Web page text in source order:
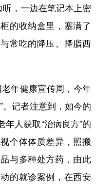
听，一边在笔记本上密
的收纳盒里，塞满了
常吃的降压、降脂西
年健康宣传周，今年
。记者注意到，如今的
人获取“治病良方”的
个体体质差异，照搬
与多种处方药，由此
的就诊案例，在西安